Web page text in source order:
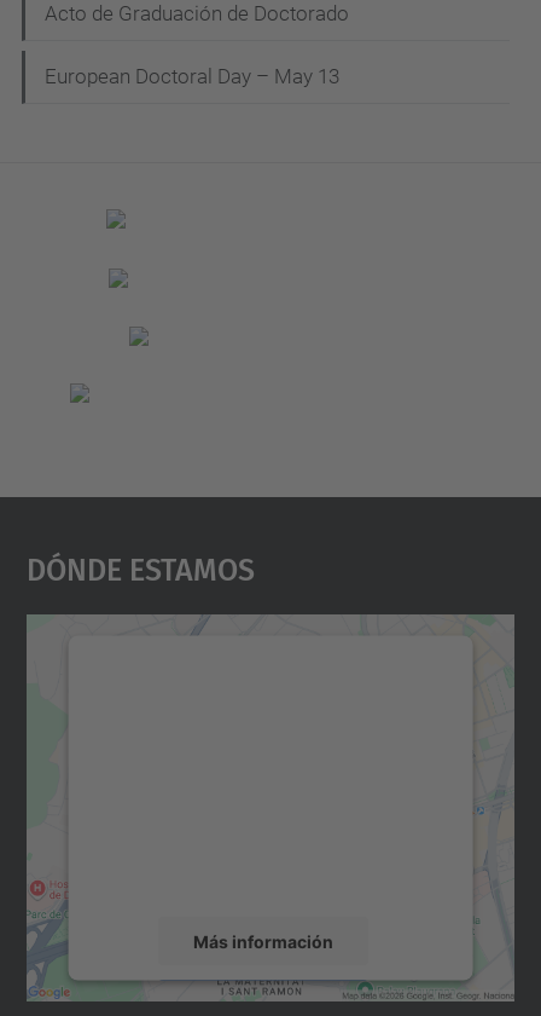
Acto de Graduación de Doctorado
European Doctoral Day – May 13
Dónde Estamos
Más información
Aceptar